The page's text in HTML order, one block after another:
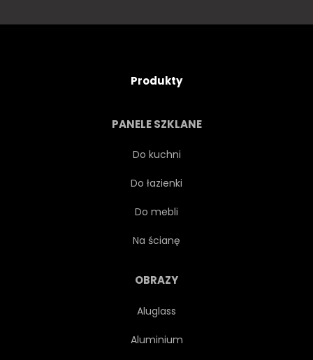
ARABSKI ZAPACH
CAPPUCINO
Produkty
PANELE SZKLANE
Do kuchni
Do łazienki
Do mebli
Na ścianę
OBRAZY
Aluglass
Aluminium